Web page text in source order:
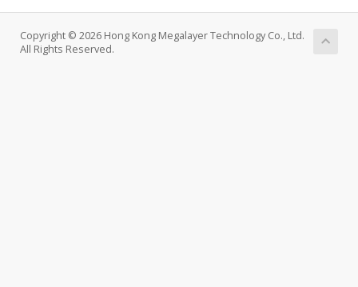
Copyright © 2026 Hong Kong Megalayer Technology Co., Ltd.
All Rights Reserved.